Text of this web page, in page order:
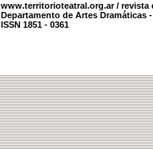
www.territorioteatral.org.ar /
Departamento de Artes Dramáticas
ISSN 1851 - 0361